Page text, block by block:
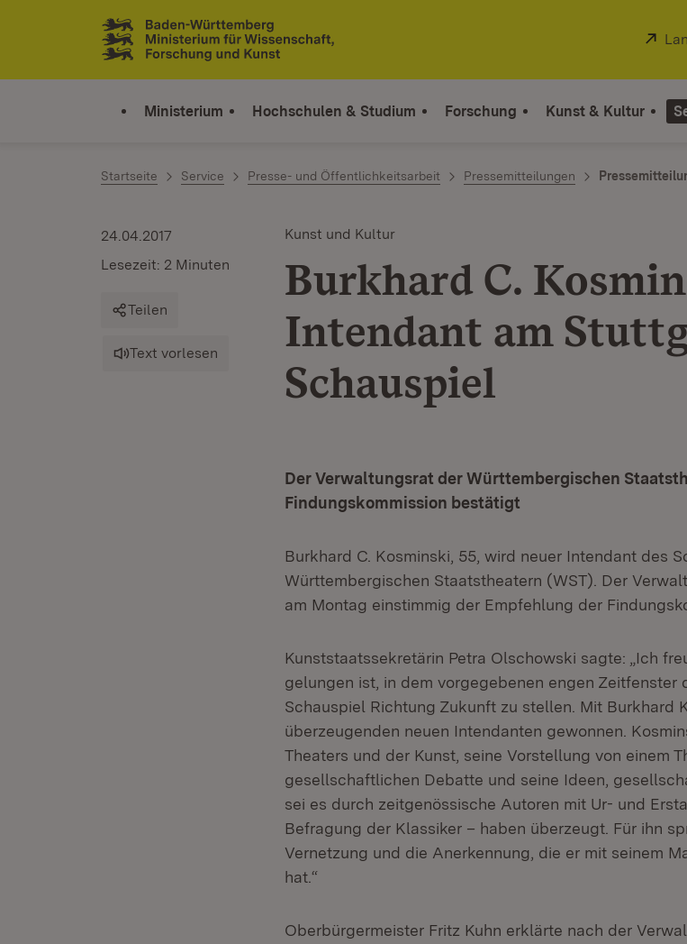
Zum Inhalt springen
Link zur Startseite
Ministerium Hochschulen & Studium Forschung Kunst & Kultur
Startseite Service Presse- und Öffentlichkeitsarbeit Pressemitteilungen
Kunst und Kultur
Burkhard C.
Intendant am
Schauspiel
24.04.2017
Lesezeit: 2 Minuten
Teilen
Text vorlesen
Der Verwaltungsrat der Württembergischen
Findungskommission bestätigt
Burkhard C. Kosminski, 55, wird neuer Intendant des
Württembergischen Staatstheatern (WST). Der
am Montag einstimmig der Empfehlung der
Kunststaatssekretärin Petra Olschowski sagte: „Ich
gelungen ist, in dem vorgegebenen engen Zeitfenster
Schauspiel Richtung Zukunft zu stellen. Mit Burkhard
überzeugenden neuen Intendanten gewonnen.
Theaters und der Kunst, seine Vorstellung von einem
gesellschaftlichen Debatte und seine Ideen,
sei es durch zeitgenössische Autoren mit Ur- und
Befragung der Klassiker – haben überzeugt. Für ihn
Vernetzung und die Anerkennung, die er mit seinem
hat.“
Oberbürgermeister Fritz Kuhn erklärte nach der